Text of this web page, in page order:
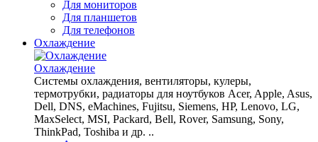
Для мониторов
Для планшетов
Для телефонов
Охлаждение
Охлаждение
Системы охлаждения, вентиляторы, кулеры,
термотрубки, радиаторы для ноутбуков Acer, Apple, Asus,
Dell, DNS, eMachines, Fujitsu, Siemens, HP, Lenovo, LG,
MaxSelect, MSI, Packard, Bell, Rover, Samsung, Sony,
ThinkPad, Toshiba и др. ..